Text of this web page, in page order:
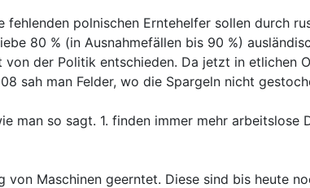
polnischen Erntehelfer sollen durch
80 % (in Ausnahmefällen bis 90 %)
der Politik entschieden. Da jetzt in etlichen
sah man Felder, wo die Spargeln nicht
man so sagt. 1. finden immer mehr
Maschinen geerntet. Diese sind bis heute